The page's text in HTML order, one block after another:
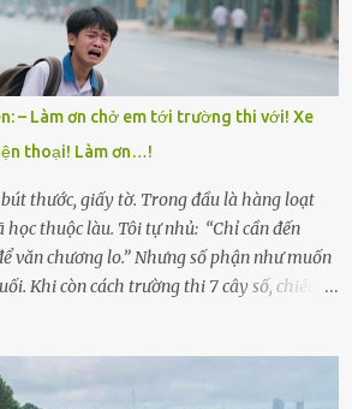
từ 4h sáng rồi lại tất tả về đi học. Người
“Thằng Trí học giỏi mà hiền, sau này
có ba cô em gái: Mai, Lan và Hương – ba
mong tụi nhỏ sau này như hoa mai nở
có đẹp mấy cũng cần đất màu, mà nhà
khốn khó. Năm đó, Trí đỗ Đại học Bách
– Làm ơn chở em tới trường thi với! Xe
thoại! Làm ơn…!
thước, giấy tờ. Trong đầu là hàng loạt
học thuộc làu. Tôi tự nhủ: “Chỉ cần đến
văn chương lo.” Nhưng số phận như muốn
Khi còn cách trường thi 7 cây số, chiếc xe
sạc, sáng nay quên mang theo! Giữa con
lại, tôi hoảng loạn vẫy tay xin đi nhờ. –